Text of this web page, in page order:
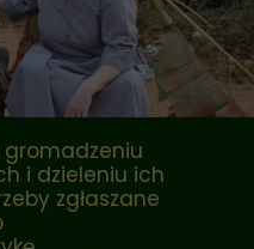
i dzieleniu ich
zgłaszane